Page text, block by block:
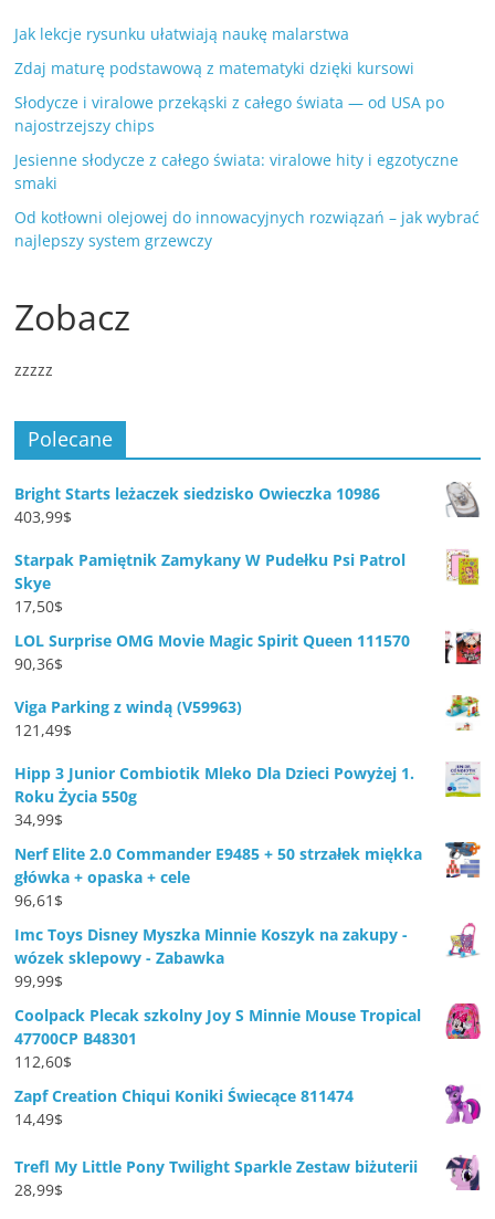
Jak lekcje rysunku ułatwiają naukę malarstwa
Zdaj maturę podstawową z matematyki dzięki kursowi
Słodycze i viralowe przekąski z całego świata — od USA po
najostrzejszy chips
Jesienne słodycze z całego świata: viralowe hity i egzotyczne
smaki
Od kotłowni olejowej do innowacyjnych rozwiązań – jak wybrać
najlepszy system grzewczy
Zobacz
zzzzz
Polecane
Bright Starts leżaczek siedzisko Owieczka 10986
403,99$
Starpak Pamiętnik Zamykany W Pudełku Psi Patrol
Skye
17,50$
LOL Surprise OMG Movie Magic Spirit Queen 111570
90,36$
Viga Parking z windą (V59963)
121,49$
Hipp 3 Junior Combiotik Mleko Dla Dzieci Powyżej 1.
Roku Życia 550g
34,99$
Nerf Elite 2.0 Commander E9485 + 50 strzałek miękka
główka + opaska + cele
96,61 $
Imc Toys Disney Myszka Minnie Koszyk na zakupy -
wózek sklepowy - Zabawka
99,99$
Coolpack Plecak szkolny Joy S Minnie Mouse Tropical
47700CP B48301
112,60$
Zapf Creation Chiqui Koniki Świecące 811474
14,49$
Trefl My Little Pony Twilight Sparkle Zestaw biżuterii
28,99$